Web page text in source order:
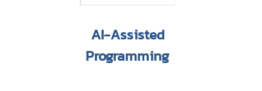
AI-Assisted
Programming